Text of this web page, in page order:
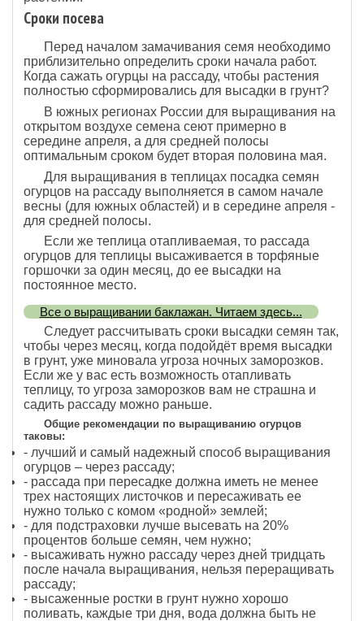
Сроки посева
Перед началом замачивания семя необходимо
приблизительно определить сроки начала работ.
Когда сажать огурцы на рассаду, чтобы растения
полностью сформировались для высадки в грунт?
В южных регионах России для выращивания на
открытом воздухе семена сеют примерно в
середине апреля, а для средней полосы
оптимальным сроком будет вторая половина мая.
Для выращивания в теплицах посадка семян
огурцов на рассаду выполняется в самом начале
весны (для южных областей) и в середине апреля -
для средней полосы.
Если же теплица отапливаемая, то рассада
огурцов для теплицы высаживается в торфяные
горшочки за один месяц, до ее высадки на
постоянное место.
Все о выращивании баклажан. Читаем здесь...
Следует рассчитывать сроки высадки семян так,
чтобы через месяц, когда подойдёт время высадки
в грунт, уже миновала угроза ночных заморозков.
Если же у вас есть возможность отапливать
теплицу, то угроза заморозков вам не страшна и
садить рассаду можно раньше.
Общие рекомендации по выращиванию огурцов
таковы:
- лучший и самый надежный способ выращивания
огурцов – через рассаду;
- рассада при пересадке должна иметь не менее
трех настоящих листочков и пересаживать ее
нужно только с комом «родной» землей;
- для подстраховки лучше высевать на 20%
процентов больше семян, чем нужно;
- высаживать нужно рассаду через дней тридцать
после начала выращивания, нельзя переращивать
рассаду;
- высаженные ростки в грунт нужно хорошо
поливать, каждые три дня, вода должна быть не